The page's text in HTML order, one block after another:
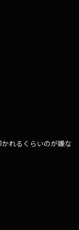
れるくらいのが嫌な